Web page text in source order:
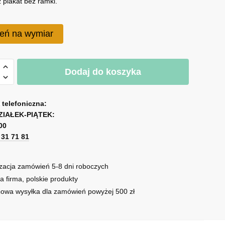
na wymiar
Dodaj do koszyka
PIĄTEK:
71 81
zamówień 5-8 dni roboczych
firma, polskie produkty
wysyłka dla zamówień powyżej 500 zł